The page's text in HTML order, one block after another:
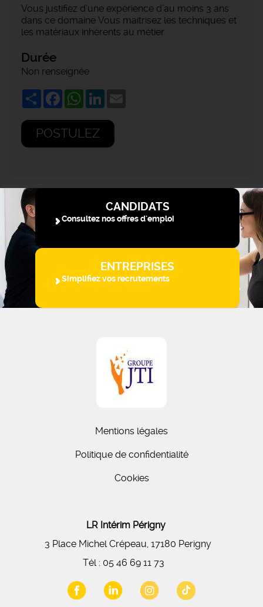
Vous justifiez d’une expérience d’au moins 3 ans
dans ce domaine Vous maitrisez les techniques et
les matériaux inhérents au métier
Durée
Non renseignée
ShareFacebookWhatsApp
LinkedIn
POSTULEZ
CANDIDATS
Consultez nos offres d'emploi
ENTREPRISES
Simplifiez vos recrutements
Mentions légales
Politique de confidentialité
Cookies
LR Intérim Périgny
3 Place Michel Crépeau, 17180 Perigny
Tél : 05 46 69 11 73